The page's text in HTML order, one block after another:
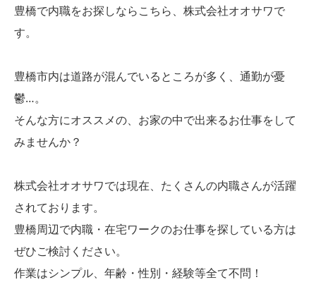
豊橋で内職をお探しならこちら、株式会社オオサワで
す。
豊橋市内は道路が混んでいるところが多く、通勤が憂
鬱…。
そんな方にオススメの、お家の中で出来るお仕事をして
みませんか？
株式会社オオサワでは現在、たくさんの内職さんが活躍
されております。
豊橋周辺で内職・在宅ワークのお仕事を探している方は
ぜひご検討ください。
作業はシンプル、年齢・性別・経験等全て不問！